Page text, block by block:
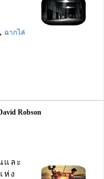
, ฉากไล่
Robson
และ
ห่ง